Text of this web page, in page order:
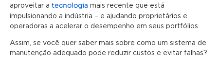
aproveitar a tecnologia mais recente que está
impulsionando a indústria – e ajudando proprietários e
operadoras a acelerar o desempenho em seus portfólios.
Assim, se você quer saber mais sobre como um sistema de
manutenção adequado pode reduzir custos e evitar falhas?